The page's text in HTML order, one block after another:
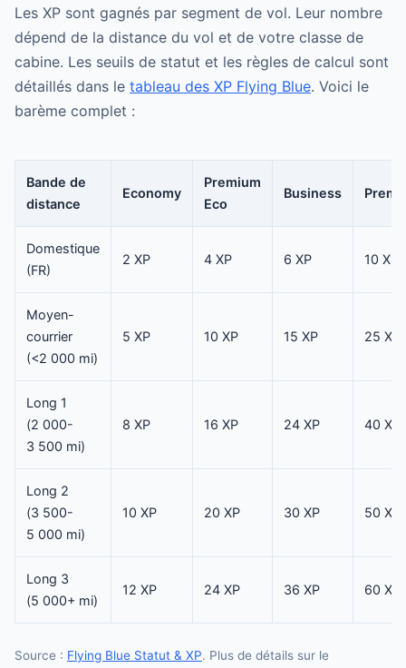
Les XP sont gagnés par segment de vol. Leur nombre
dépend de la distance du vol et de votre classe de
cabine. Les seuils de statut et les règles de calcul sont
détaillés dans le tableau des XP Flying Blue. Voici le
barème complet :
Bande de
distance
Economy
Premium
Eco
Business
Domestique
(FR)
2 XP 4 XP 6 XP 10 XP
Moyen-
courrier
(<2 000 mi)
5 XP 10 XP 15 XP 25 XP
Long 1
(2 000-
3 500 mi)
8 XP 16 XP 24 XP 40 XP
Long 2
(3 500-
5 000 mi)
10 XP 20 XP 30 XP 50 XP
Long 3
(5 000+ mi)
12 XP 24 XP 36 XP 60 XP
Source : Flying Blue Statut & XP. Plus de détails sur le